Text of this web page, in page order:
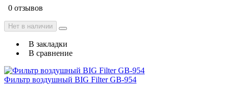
0 отзывов
Нет в наличии
В закладки
В сравнение
Фильтр воздушный BIG Filter GB-954